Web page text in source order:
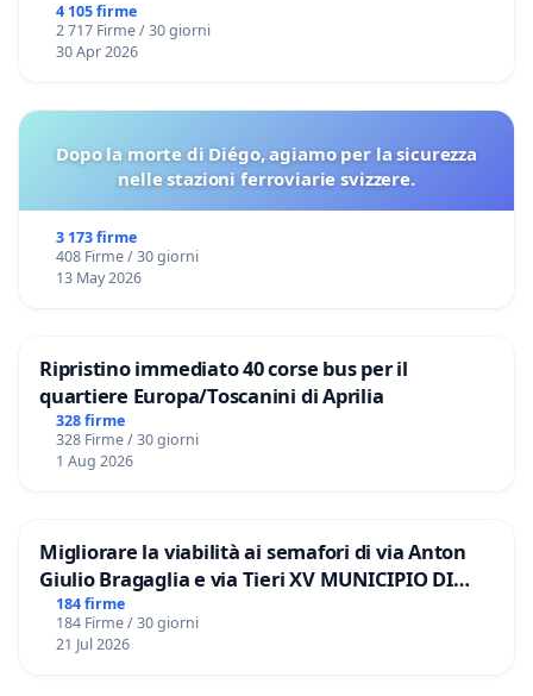
4 105 firme
2 717 Firme / 30 giorni
30 Apr 2026
Dopo la morte di Diégo, agiamo per la sicurezza
nelle stazioni ferroviarie svizzere.
3 173 firme
408 Firme / 30 giorni
13 May 2026
Ripristino immediato 40 corse bus per il
quartiere Europa/Toscanini di Aprilia
328 firme
328 Firme / 30 giorni
1 Aug 2026
Migliorare la viabilità ai semafori di via Anton
Giulio Bragaglia e via Tieri XV MUNICIPIO DI
ROMA
184 firme
184 Firme / 30 giorni
21 Jul 2026